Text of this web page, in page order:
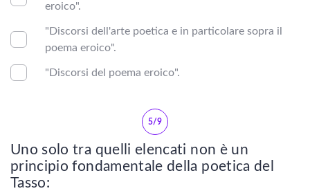
LETTERATURA ITALIANA
Novecento
RINASCIMENTO
Seicento
eroico".
"Discorsi dell'arte poetica e in particolare sopra il
poema eroico".
"Discorsi del poema eroico".
5/9
Uno solo tra quelli elencati non è un
principio fondamentale della poetica del
Tasso: